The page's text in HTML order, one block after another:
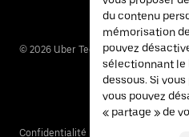
© 2026 Uber Technologies Inc.
Confidentialité
du contenu
mémorisation
pouvez
sélectionnant le
dessous. Si
vous pouvez
« partage » de